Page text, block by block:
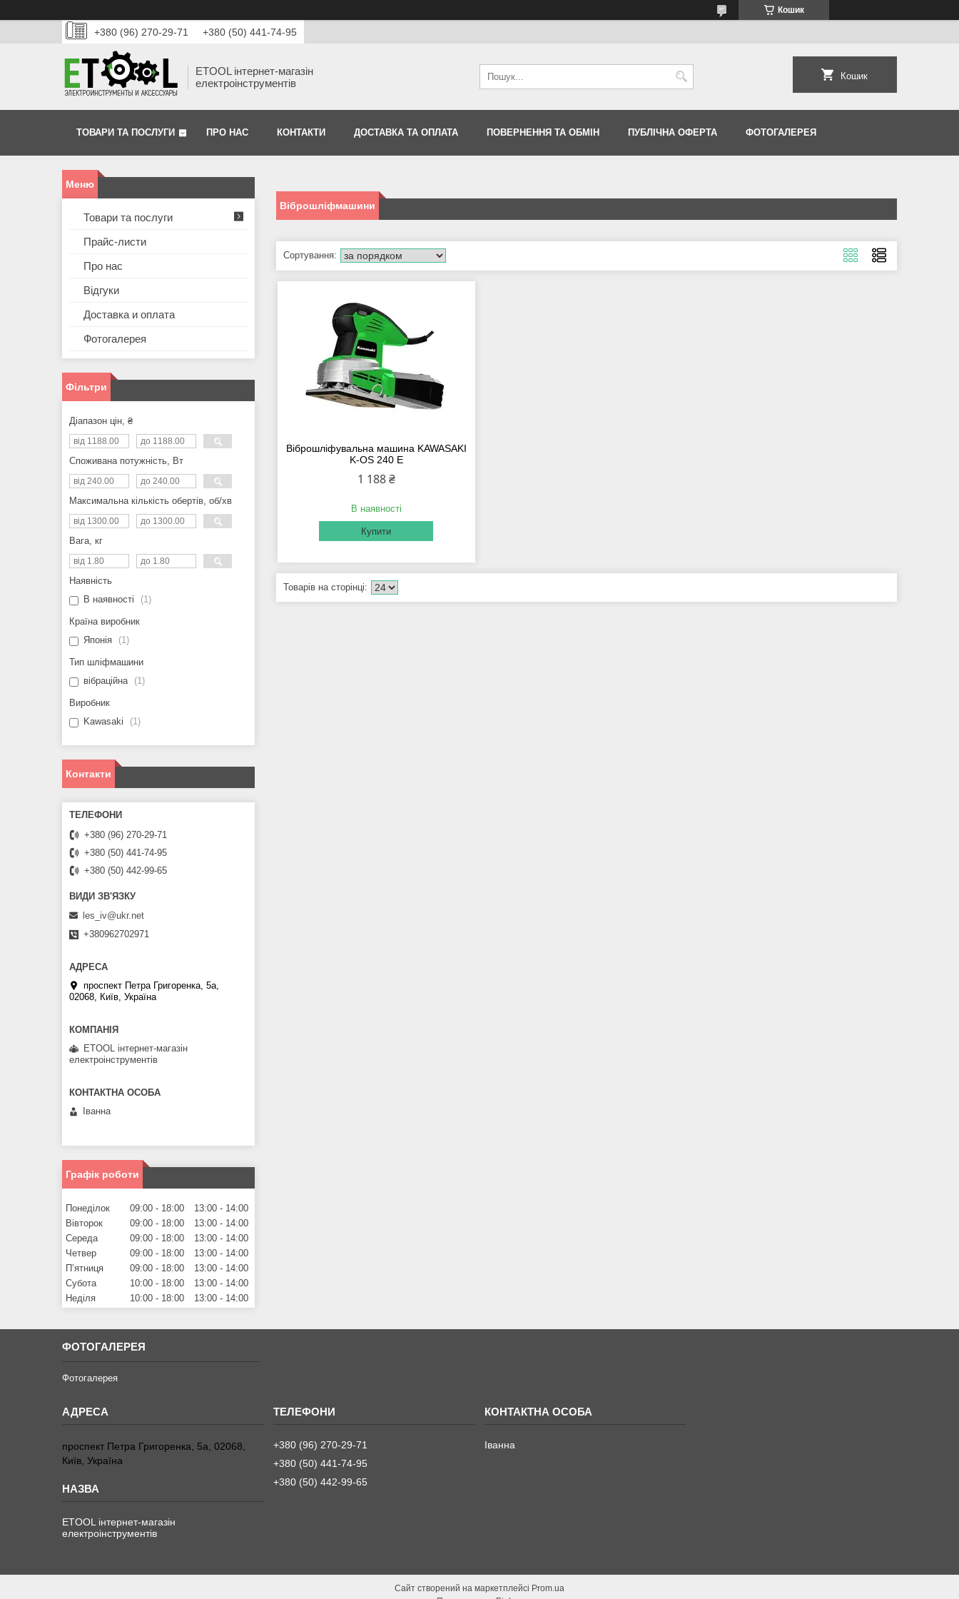
Кошик
+380 (96) 270-29-71 +380 (50) 441-74-95
ETOOL інтернет-магазін
електроінструментів
Кошик
ТОВАРИ ТА ПОСЛУГИ ПРО НАС КОНТАКТИ ДОСТАВКА ТА ОПЛАТА ПОВЕРНЕННЯ ТА ОБМІН ПУБЛІЧНА ОФЕРТА ФОТОГАЛЕРЕЯ
Віброшліфмашини
Віброшліфувальна машина KAWASAKI
K-OS 240 E
1 188 ₴
В наявності
Купити
Товари та послуги
Прайс-листи
Про нас
Відгуки
Доставка и оплата
Фотогалерея
Фільтри
Діапазон цін, ₴
Споживана потужність, Вт
Максимальна кількість обертів, об/хв
Вага, кг
Наявність
В наявності
1
Країна виробник
Японія
1
Тип шліфмашини
вібраційна
1
Виробник
Kawasaki
1
Контакти
+380 (96) 270-29-71
+380 (50) 441-74-95
+380 (50) 442-99-65
les_iv@ukr.net
+380962702971
проспект Петра Григоренка, 5а,
02068, Київ, Україна
ETOOL інтернет-магазін
електроінструментів
Іванна
Графік роботи
Понеділок 09:00 18:00 13:00
14:00
Вівторок
09:00 18:00 13:00
14:00
Середа
09:00 18:00 13:00
14:00
Четвер
09:00 18:00 13:00
14:00
Пʼятниця
09:00 18:00 13:00
14:00
Субота
10:00 18:00 13:00
14:00
Неділя
10:00 18:00 13:00 14:00
ФОТОГАЛЕРЕЯ
Фотогалерея
проспект Петра Григоренка, 5а, 02068,
Київ, Україна
ETOOL інтернет-магазін
електроінструментів
+380 (96) 270-29-71
+380 (50) 441-74-95
+380 (50) 442-99-65
Іванна
Сайт створений на маркетплейсі Prom.ua